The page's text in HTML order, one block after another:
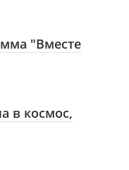
"Вместе
в космос,